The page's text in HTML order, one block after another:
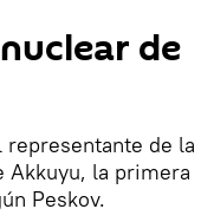
de
de la
Akkuyu, la primera
Peskov.